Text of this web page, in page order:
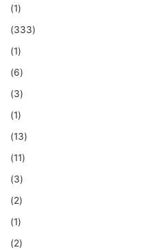
(1)
(333)
(1)
(6)
(3)
(1)
(13)
(11)
(3)
(2)
(1)
(2)